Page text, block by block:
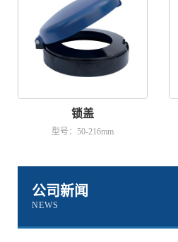
锁盖
型号：50-216mm
公司新闻
NEWS